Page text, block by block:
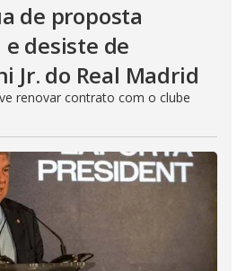
de proposta
desiste de
Jr. do Real Madrid
renovar contrato com o clube